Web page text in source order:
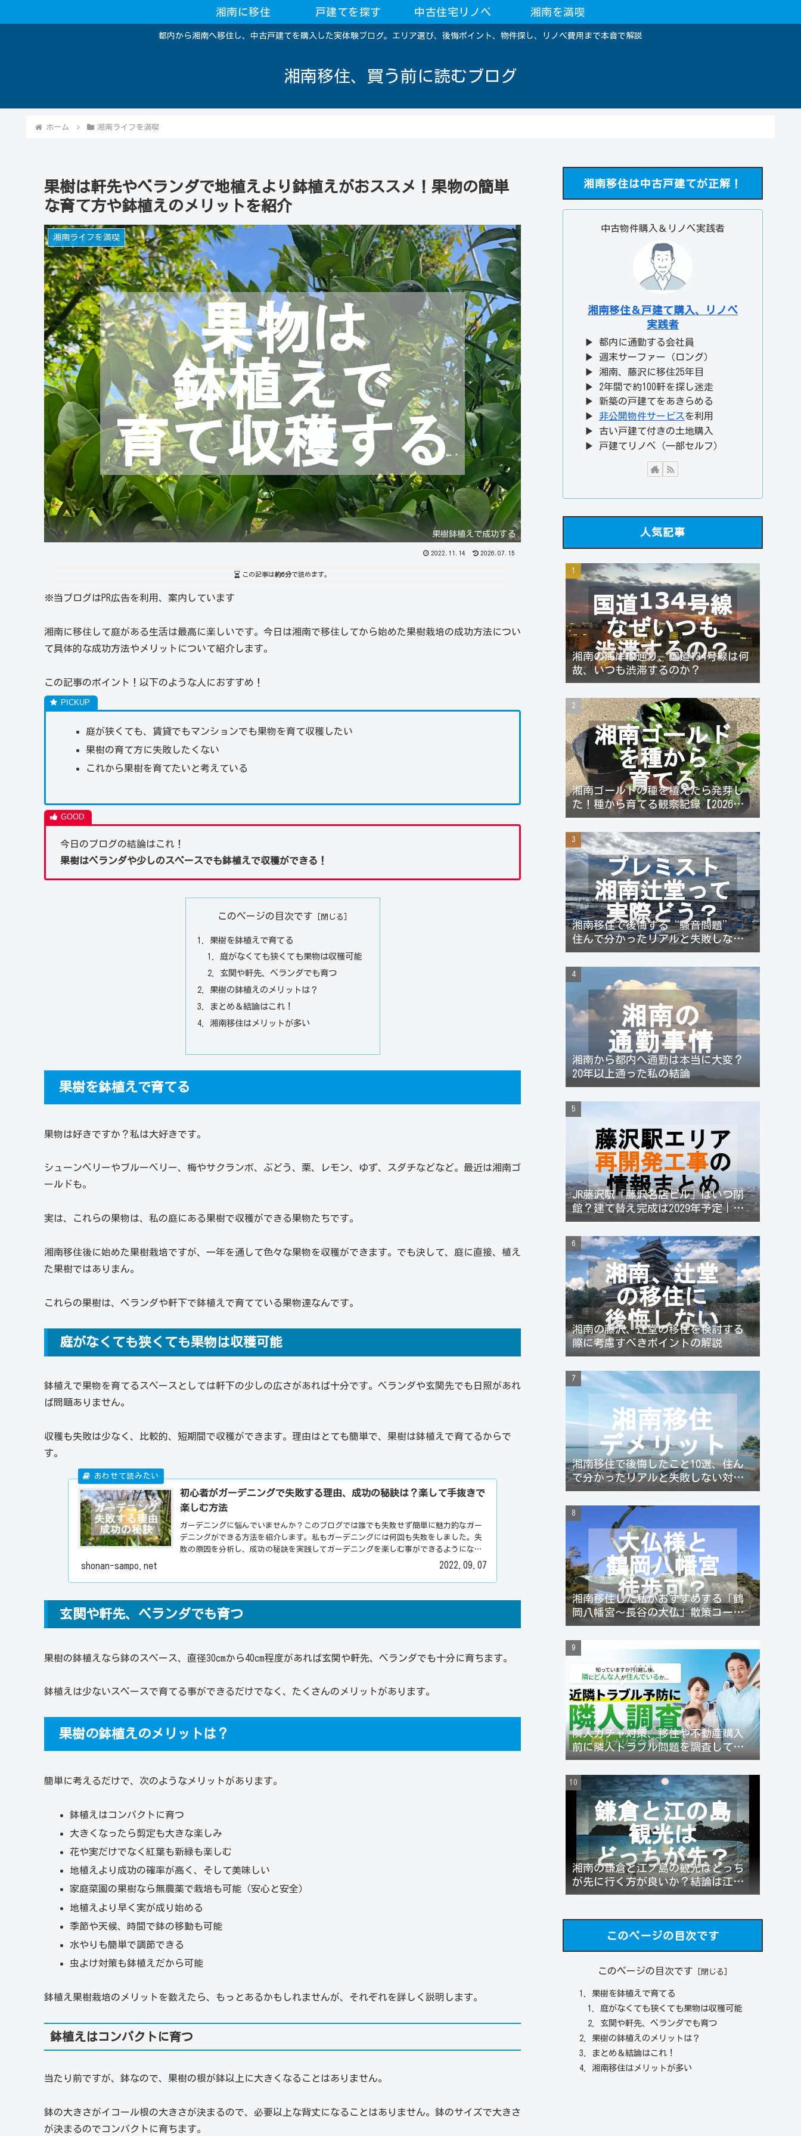
都内から湘南へ移住し、中古戸建てを購入した実体験ブログ。エリア選び、後悔ポイント、物件探し、リノベ費用まで本音で解説
湘南移住、買う前に読むブログ
湘南に移住 戸建てを探す 中古住宅リノベ 湘南を満喫
ホーム 湘南ライフを満喫
果樹は軒先やベランダで地植えより鉢植えがおススメ！果物の簡単
な育て方や鉢植えのメリットを紹介
湘南ライフを満喫
果樹鉢植えで成功する
2022.11.14 2026.07.15
この記事は約6分で読めます。
※当ブログはPR広告を利用、案内しています
湘南に移住して庭がある生活は最高に楽しいです。今日は湘南で移住してから始めた果樹栽培の成功方法につい
て具体的な成功方法やメリットについて紹介します。
この記事のポイント！以下のような人におすすめ！
庭が狭くても、賃貸でもマンションでも果物を育て収穫したい
果樹の育て方に失敗したくない
これから果樹を育てたいと考えている
今日のブログの結論はこれ！
果樹はベランダや少しのスペースでも鉢植えで収穫ができる！
このページの目次です
果樹を鉢植えで育てる
庭がなくても狭くても果物は収穫可能
玄関や軒先、ベランダでも育つ
果樹の鉢植えのメリットは？
まとめ＆結論はこれ！
湘南移住はメリットが多い
果樹を鉢植えで育てる
果物は好きですか？私は大好きです。
シューンベリーやブルーベリー、梅やサクランボ、ぶどう、栗、レモン、ゆず、スダチなどなど。最近は湘南ゴ
ールドも。
実は、これらの果物は、私の庭にある果樹で収穫ができる果物たちです。
湘南移住後に始めた果樹栽培ですが、一年を通して色々な果物を収穫ができます。でも決して、庭に直接、植え
た果樹ではありまん。
これらの果樹は、ベランダや軒下で鉢植えで育てている果物達なんです。
庭がなくても狭くても果物は収穫可能
鉢植えで果物を育てるスペースとしては軒下の少しの広さがあれば十分です。ベランダや玄関先でも日照があれ
ば問題ありません。
収穫も失敗は少なく、比較的、短期間で収穫ができます。理由はとても簡単で、果樹は鉢植えで育てるからで
す。
初心者がガーデニングで失敗する理由、成功の秘訣は？楽して手抜きで
楽しむ方法
ガーデニングに悩んでいませんか？このブログでは誰でも失敗せず簡単に魅力的なガー
デニングができる方法を紹介します。私もガーデニングには何回も失敗をしました。失
敗の原因を分析し、成功の秘訣を実践してガーデニングを楽しむ事ができるようになっ
た方法や初心者でも成功するガーデニングのポイントを紹介します。ガーデニングに悩
shonan-sampo.net 2022.09.07
玄関や軒先、ベランダでも育つ
果樹の鉢植えなら鉢のスペース、直径30cmから40cm程度があれば玄関や軒先、ベランダでも十分に育ちます。
鉢植えは少ないスペースで育てる事ができるだけでなく、たくさんのメリットがあります。
果樹の鉢植えのメリットは？
簡単に考えるだけで、次のようなメリットがあります。
鉢植えはコンパクトに育つ
大きくなったら剪定も大きな楽しみ
花や実だけでなく紅葉も新緑も楽しむ
地植えより成功の確率が高く、そして美味しい
家庭菜園の果樹なら無農薬で栽培も可能（安心と安全）
地植えより早く実が成り始める
季節や天候、時間で鉢の移動も可能
水やりも簡単で調節できる
虫よけ対策も鉢植えだから可能
鉢植え果樹栽培のメリットを数えたら、もっとあるかもしれませんが、それぞれを詳しく説明します。
鉢植えはコンパクトに育つ
当たり前ですが、鉢なので、果樹の根が鉢以上に大きくなることはありません。
鉢の大きさがイコール根の大きさが決まるので、必要以上な背丈になることはありません。鉢のサイズで大きさ
が決まるのでコンパクトに育ちます。
湘南移住は中古戸建てが正解！
中古物件購入＆リノベ実践者
湘南移住＆戸建て購入、リノベ
実践者
▶ 都内に通勤する会社員
▶ 週末サーファー（ロング）
▶ 湘南、藤沢に移住25年目
▶ 2年間で約100軒を探し迷走
▶ 新築の戸建てをあきらめる
▶ 非公開物件サービスを利用
▶ 古い戸建て付きの土地購入
▶ 戸建てリノベ（一部セルフ）
人気記事
湘南の海岸線通り、国道134号線は何
故、いつも渋滞するのか？
湘南ゴールドの種を植えたら発芽し
た！種から育てる観察記録【2026年
更新】
湘南移住で後悔する“騒音問題”
住んで分かったリアルと失敗しない
対策
湘南から都内へ通勤は本当に大変？
20年以上通った私の結論
JR藤沢駅「藤沢名店ビル」はいつ閉
館？建て替え完成は2029年予定｜藤
沢駅再開発と不動産価格への影響
湘南の藤沢、辻堂の移住を検討する
際に考慮すべきポイントの解説
湘南移住で後悔したこと10選、住ん
で分かったリアルと失敗しない対策
まとめ
湘南移住した私がおすすめする「鶴
岡八幡宮〜長谷の大仏」散策コース
【徒歩約1時間】
隣人ガチャ対策、移住や不動産購入
前に隣人トラブル問題を調査してリ
スク回避できる
湘南の鎌倉と江ノ島の観光はどっち
が先に行く方が良いか？結論は江ノ
電を反時計回りがお勧め！
このページの目次です
このページの目次です
果樹を鉢植えで育てる
庭がなくても狭くても果物は収穫可能
玄関や軒先、ベランダでも育つ
果樹の鉢植えのメリットは？
まとめ＆結論はこれ！
湘南移住はメリットが多い